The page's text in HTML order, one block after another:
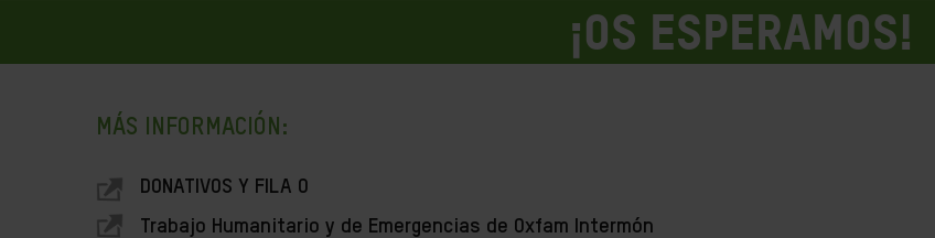
¡OS ESPERAMOS!
MÁS INFORMACIÓN:
DONATIVOS Y FILA O
Trabajo Humanitario y de Emergencias de Oxfam Intermón